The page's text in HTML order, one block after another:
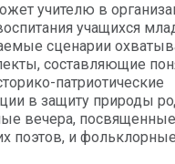
учителю в
учащихся
сценарии
составляющие
патриотические
в защиту природы
вечера, посвященные
поэтов, и фольклорные